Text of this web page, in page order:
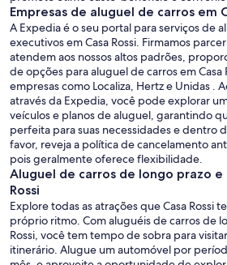
Empresas de aluguel de carros em
A Expedia é o seu portal para serviços de
executivos em Casa Rossi. Firmamos
atendem aos nossos altos padrões,
de opções para aluguel de carros em Casa
empresas como Localiza, Hertz e Unidas .
através da Expedia, você pode explorar
veículos e planos de aluguel, garantindo
perfeita para suas necessidades e dentro
favor, reveja a política de cancelamento
pois geralmente oferece flexibilidade.
Aluguel de carros de longo prazo e
Rossi
Explore todas as atrações que Casa Rossi
próprio ritmo. Com aluguéis de carros de
Rossi, você tem tempo de sobra para
itinerário. Alugue um automóvel por